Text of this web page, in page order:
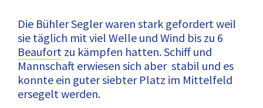
Die Bühler Segler waren stark gefordert weil
sie täglich mit viel Welle und Wind bis zu 6
Beaufort zu kämpfen hatten. Schiff und
Mannschaft erwiesen sich aber stabil und es
konnte ein guter siebter Platz im Mittelfeld
ersegelt werden.